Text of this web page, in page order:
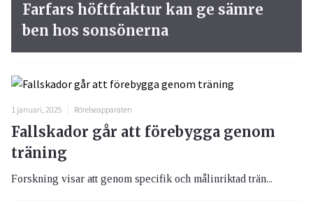
Farfars höftfraktur kan ge sämre
ben hos sonsönerna
1 januari, 2025 Rörelseapparaten
Fallskador går att förebygga genom
träning
Forskning visar att genom specifik och målinriktad trän...